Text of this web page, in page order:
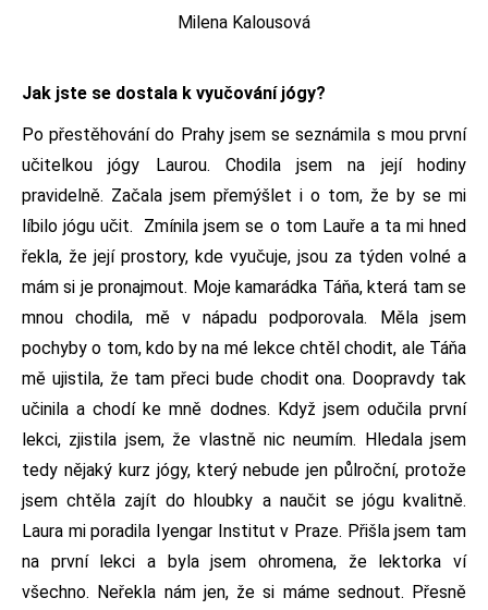
Milena Kalousová
Jak jste se dostala k vyučování jógy?
Po přestěhování do Prahy jsem se seznámila s mou první
učitelkou jógy Laurou. Chodila jsem na její hodiny
pravidelně. Začala jsem přemýšlet i o tom, že by se mi
líbilo jógu učit. Zmínila jsem se o tom Lauře a ta mi hned
řekla, že její prostory, kde vyučuje, jsou za týden volné a
mám si je pronajmout. Moje kamarádka Táňa, která tam se
mnou chodila, mě v nápadu podporovala. Měla jsem
pochyby o tom, kdo by na mé lekce chtěl chodit, ale Táňa
mě ujistila, že tam přeci bude chodit ona. Doopravdy tak
učinila a chodí ke mně dodnes. Když jsem odučila první
lekci, zjistila jsem, že vlastně nic neumím. Hledala jsem
tedy nějaký kurz jógy, který nebude jen půlroční, protože
jsem chtěla zajít do hloubky a naučit se jógu kvalitně.
Laura mi poradila Iyengar Institut v Praze. Přišla jsem tam
na první lekci a byla jsem ohromena, že lektorka ví
všechno. Neřekla nám jen, že si máme sednout. Přesně